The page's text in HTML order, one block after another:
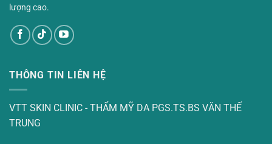
lượng cao.
THÔNG TIN LIÊN HỆ
VTT SKIN CLINIC - THẨM MỸ DA PGS.TS.BS VĂN THẾ
TRUNG